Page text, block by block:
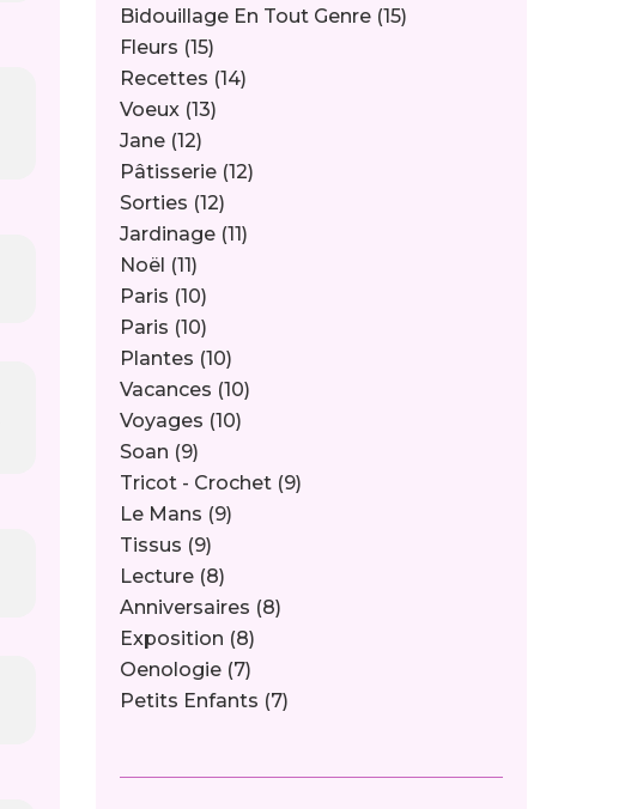
Bidouillage En Tout Genre (15)
Fleurs (15)
Recettes (14)
Voeux (13)
Jane (12)
Pâtisserie (12)
Sorties (12)
Jardinage (11)
Noël (11)
Paris (10)
Paris (10)
Plantes (10)
Vacances (10)
Voyages (10)
Soan (9)
Tricot - Crochet (9)
Le Mans (9)
Tissus (9)
Lecture (8)
Anniversaires (8)
Exposition (8)
Oenologie (7)
Petits Enfants (7)